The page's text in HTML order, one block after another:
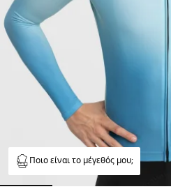
Ποιο είναι το μέγεθός μου;